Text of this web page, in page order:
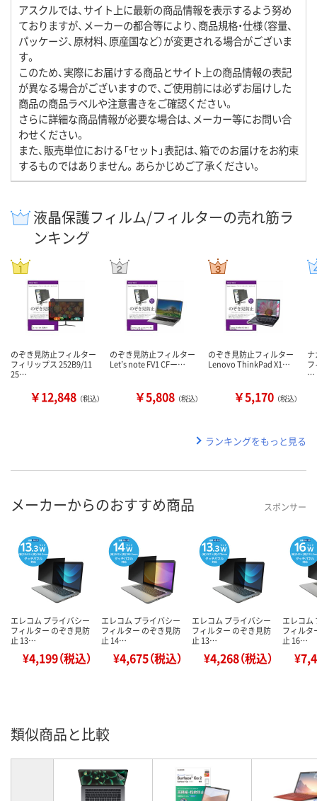
アスクルでは、サイト上に最新の商品情報を表示するよう努め
ておりますが、メーカーの都合等により、商品規格・仕様（容量、
パッケージ、原材料、原産国など）が変更される場合がございま
す。
このため、実際にお届けする商品とサイト上の商品情報の表記
が異なる場合がございますので、ご使用前には必ずお届けした
商品の商品ラベルや注意書きをご確認ください。
さらに詳細な商品情報が必要な場合は、メーカー等にお問い合
わせください。
また、販売単位における「セット」表記は、箱でのお届けをお約束
するものではありません。あらかじめご了承ください。
液晶保護フィルム/フィルターの売れ筋ラ
ンキング
のぞき見防止フィルター
フィリップス 252B9/11
25…
￥12,848 （税込）
のぞき見防止フィルター
Let’s note FV1 CFー…
￥5,808 （税込）
のぞき見防止フィルター
Lenovo ThinkPad X1…
￥5,170 （税込）
…
ランキングをもっと見る
メーカーからのおすすめ商品 スポンサー
エレコム プライバシー
フィルター のぞき見防
止 13…
¥4,199（税込）
エレコム プライバシー
フィルター のぞき見防
止 14…
¥4,675（税込）
エレコム プライバシー
フィルター のぞき見防
止 13…
¥4,268（税込）
エレコム
フィルタ
止 16…
類似商品と比較